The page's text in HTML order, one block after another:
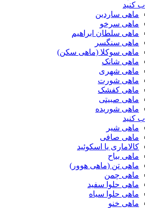
کنید
ماهی ساردین
ماهی سرخو
ماهی سلطان ابراهیم
ماهی سنگسر
ماهی سوکلا (ماهی سکن)
ماهی شانک
ماهی شهری
ماهی شورت
ماهی کفشک
ماهی صبیتی
ماهی شوریده
کنید
ماهی شیر
ماهی صافی
کالاماری یا اسکوئید
ماهی بیاح
ماهی تن (ماهی هوور)
ماهی چمن
ماهی حلوا سفید
ماهی حلوا سیاه
ماهی خنو